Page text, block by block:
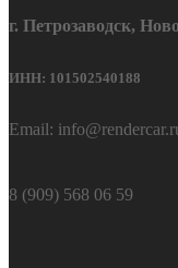
г. Петрозаводск,
ИНН: 101502540188
Email:
8 (909) 568 06 59